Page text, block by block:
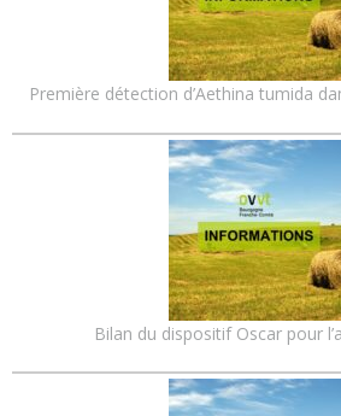
Première détection d’Aethina tumida
Bilan du dispositif Oscar pour